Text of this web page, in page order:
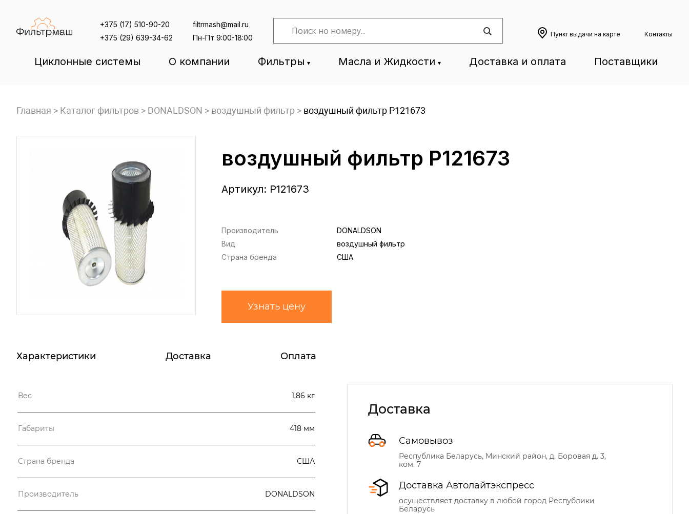
content
+375 (17) 510-90-20
+375 (29) 639-34-62
filtrmash@mail.ru
Пн-Пт 9:00-18:00
Пункт выдачи на карте Контакты
Циклонные системы О компании Фильтры Масла и Жидкости Доставка и оплата Поставщики
Главная > Каталог фильтров > DONALDSON > воздушный фильтр > воздушный фильтр P121673
воздушный фильтр P121673
Артикул: P121673
Производитель
DONALDSON
Вид
воздушный фильтр
Страна бренда
США
Узнать цену
Характеристики Доставка Оплата
Вес 1,86 кг
Габариты 418 мм
Страна бренда США
Производитель DONALDSON
Доставка
Самовывоз
Республика Беларусь, Минский район, д. Боровая д. 3,
ком. 7
Доставка Автолайтэкспресс
осуществляет доставку в любой город Республики
Беларусь